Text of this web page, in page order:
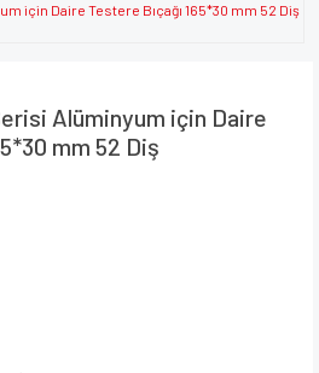
Alüminyum için Daire
mm 52 Diş